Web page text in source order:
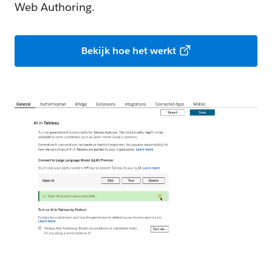
Web Authoring.
Bekijk hoe het werkt